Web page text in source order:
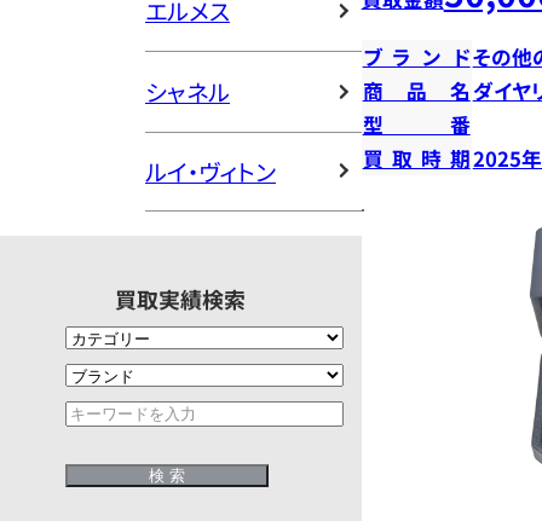
エルメス
シャネル
ルイ・ヴィトン
買取実績検索
ブランドその他
商品名ダイヤ
型番
買取時期2025